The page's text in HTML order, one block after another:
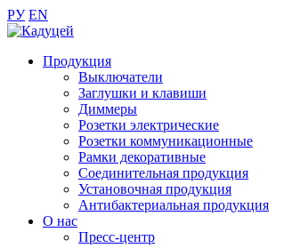
РУ EN
Продукция
Выключатели
Заглушки и клавиши
Диммеры
Розетки электрические
Розетки коммуникационные
Рамки декоративные
Соединительная продукция
Установочная продукция
Антибактериальная продукция
О нас
Пресс-центр